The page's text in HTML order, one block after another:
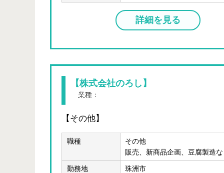
詳細を見る
【株式会社のろし】
業種：
【その他】
職種
その他
販売、新商品企画、豆腐製造
勤務地 珠洲市